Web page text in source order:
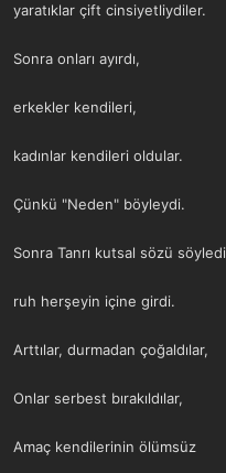
yaratıklar çift cinsiyetliydiler.
Sonra onları ayırdı,
erkekler kendileri,
kadınlar kendileri oldular.
Çünkü "Neden" böyleydi.
Sonra Tanrı kutsal sözü
ruh herşeyin içine girdi.
Arttılar, durmadan çoğaldılar,
Onlar serbest bırakıldılar,
Amaç kendilerinin ölümsüz